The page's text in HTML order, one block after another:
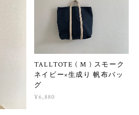
TALLTOTE ( M ) スモーク
ネイビー×生成り 帆布バッ
グ
¥6,880